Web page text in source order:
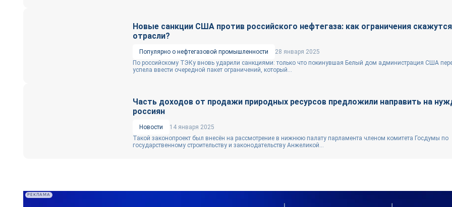
Новые санкции США против российского нефтегаза: как ограничения
отрасли?
Популярно о нефтегазовой промышленности
28 января 2025
По российскому ТЭКу вновь ударили санкциями: только что покинувшая Белый дом администрация США
успела ввести очередной пакет ограничений, который...
Часть доходов от продажи природных ресурсов предложили направить на
россиян
Новости
14 января 2025
Такой законопроект был внесён на рассмотрение в нижнюю палату парламента членом комитета Госдумы по
государственному строительству и законодательству Анжеликой...
РЕКЛАМА